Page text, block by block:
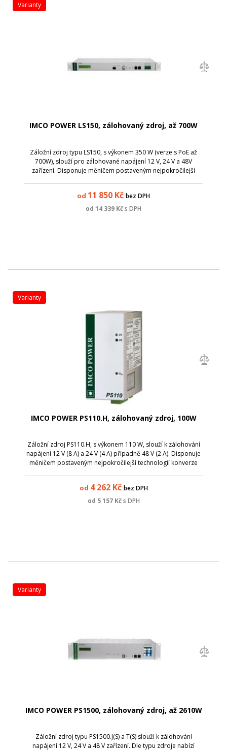
IMCO POWER LS150, zálohovaný zdroj, až 700W
Záložní zdroj typu LS150, s výkonem 350 W (verze s PoE až
700W), slouží pro zálohované napájení 12 V, 24 V a 48V
zařízení. Disponuje měničem postaveným nejpokročilejší
od 11 850 Kč bez DPH
od 14 339 Kčs DPH
varianty
IMCO POWER PS110.H, zálohovaný zdroj, 100W
Záložní zdroj PS110.H, s výkonem 110 W, slouží k zálohování
napájení 12 V (8 A) a 24 V (4 A) případně 48 V (2 A). Disponuje
měničem postaveným nejpokročilejší technologií konverze
od 4 262Kč bez DPH
od 5 157Kč s DPH
varianty
IMCO POWER PS1500, zálohovaný zdroj, až 2610W
Záložní zdroj typu PS1500.J(S) a T(S) slouží k zálohování
napájení 12 V, 24 V a 48 V zařízení. Dle typu zdroje nabízí
varianty